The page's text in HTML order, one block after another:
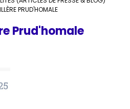
PRUD'HOMALE
Prud'homale